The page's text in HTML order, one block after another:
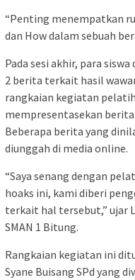
“Penting menempatkan
dan How dalam sebuah
Pada sesi akhir, para
2 berita terkait hasil
rangkaian kegiatan
mempresentasekan
Beberapa berita yang
diunggah di media online.
“Saya senang dengan
hoaks ini, kami diberi
terkait hal tersebut,” ujar
SMAN 1 Bitung.
Rangkaian kegiatan ini
Syane Buisang SPd yang